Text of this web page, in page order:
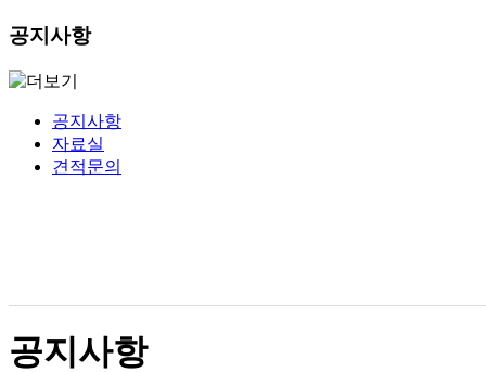
공지사항
공지사항
자료실
견적문의
공지사항